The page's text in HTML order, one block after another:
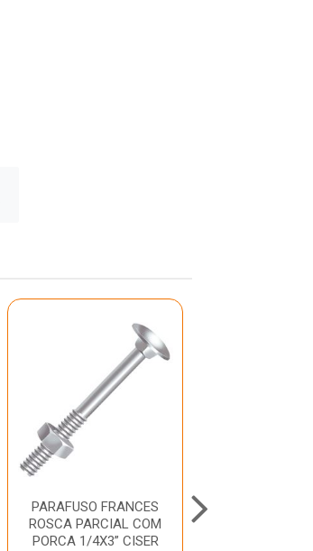
PARAFUSO FRANCES
ROSCA PARCIAL COM
PORCA 1/4X3” CISER